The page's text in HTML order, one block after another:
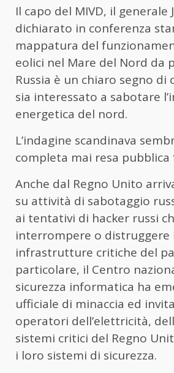
Il capo del MIVD, il generale
dichiarato in conferenza
mappatura del
eolici nel Mare del Nord da
Russia è un chiaro segno di
sia interessato a sabotare
energetica del nord.
L’indagine scandinava
completa mai resa pubblica
Anche dal Regno Unito
su attività di sabotaggio
ai tentativi di hacker russi
interrompere o distruggere
infrastrutture critiche del
particolare, il Centro
sicurezza informatica ha
ufficiale di minaccia ed
operatori dell’elettricità,
sistemi critici del Regno
i loro sistemi di sicurezza.